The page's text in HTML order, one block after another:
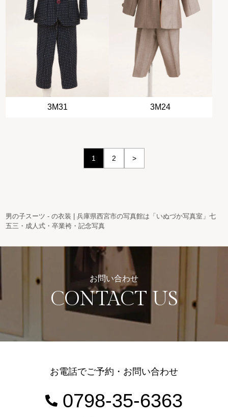
3M31 3M24
1 2 >
男の子スーツ - の衣装 | 兵庫県西宮市の写真館は「いぬづか写真室」七
五三・成人式・卒業袴・記念写真
お問い合わせ
CONTACT US
お電話でご予約・お問い合わせ
0798-35-6363